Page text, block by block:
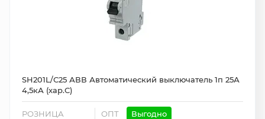
SH201L/С25 АВВ Автоматический выключатель 1п 25А
4,5кА (хар.С)
РОЗНИЦА ОПТ Выгодно